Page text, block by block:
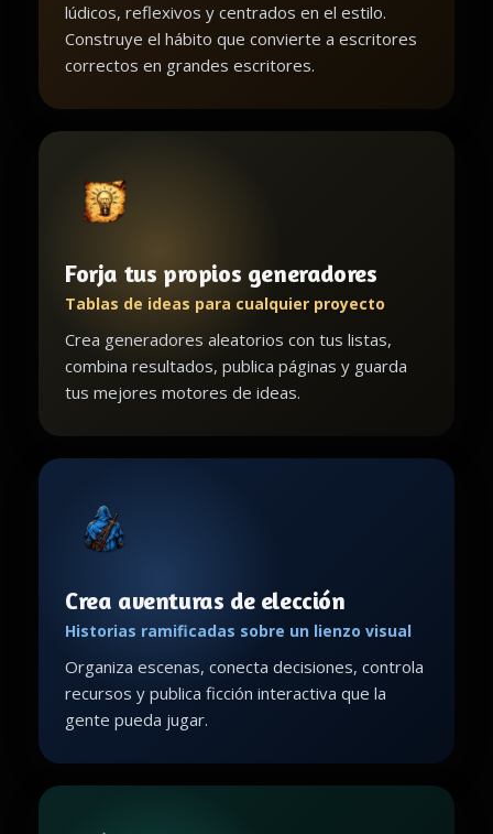
lúdicos, reflexivos y centrados en el estilo.
Construye el hábito que convierte a escritores
correctos en grandes escritores.
Forja tus propios generadores
Tablas de ideas para cualquier proyecto
Crea generadores aleatorios con tus listas,
combina resultados, publica páginas y guarda
tus mejores motores de ideas.
Crea aventuras de elección
Historias ramificadas sobre un lienzo visual
Organiza escenas, conecta decisiones, controla
recursos y publica ficción interactiva que la
gente pueda jugar.